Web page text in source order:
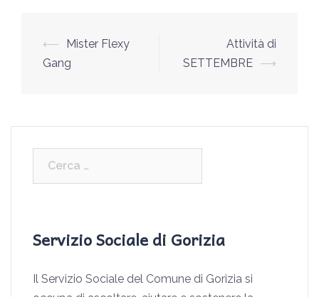
⟵
Mister Flexy
Gang
Attività di
SETTEMBRE ⟶
Servizio Sociale di Gorizia
Il Servizio Sociale del Comune di Gorizia si